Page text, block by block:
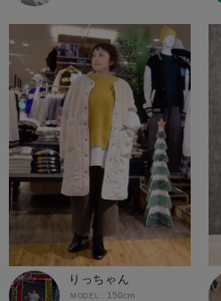
りっちゃん
150cm